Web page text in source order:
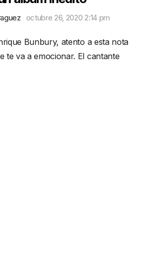
octubre 26, 2020 2:14 pm
Bunbury, atento a esta nota
te va a emocionar. El cantante